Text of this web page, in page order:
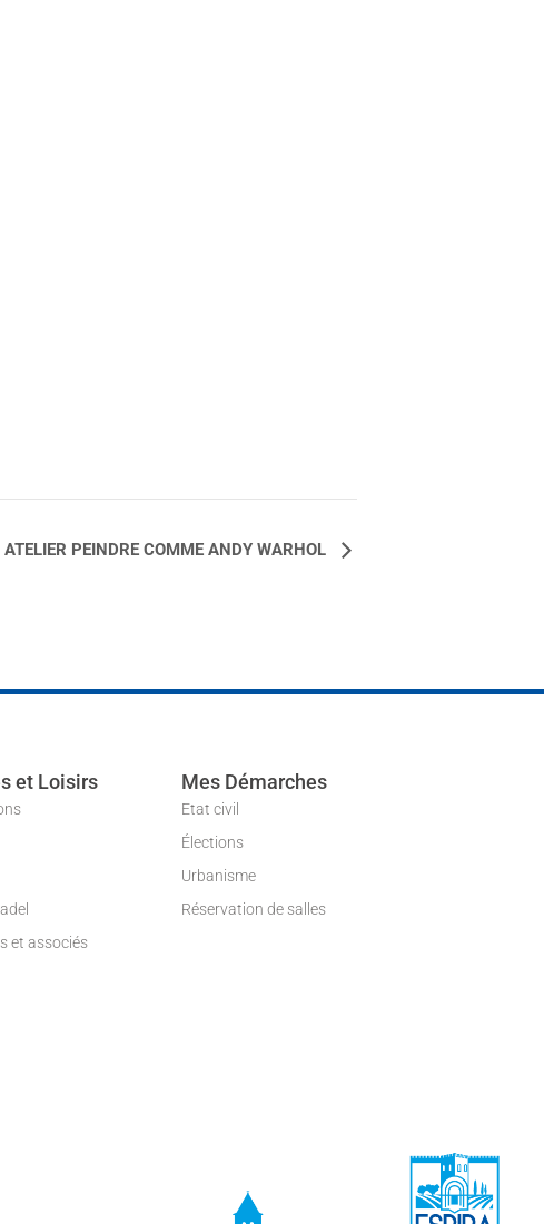
ATELIER PEINDRE COMME ANDY WARHOL
et Loisirs
et associés
Mes Démarches
Etat civil
Élections
Urbanisme
Réservation de salles